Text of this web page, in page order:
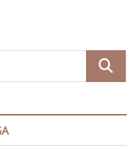
SZUKAJ